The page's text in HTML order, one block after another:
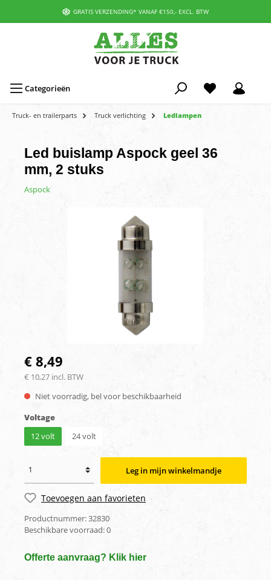
GRATIS VERZENDING* VANAF €150,- EXCL. BTW
Categorieën
Truck- en trailerparts Truck verlichting Ledlampen
Led buislamp Aspock geel 36
mm, 2 stuks
Aspock
€ 8,49
€ 10,27 incl. BTW
Niet voorradig, bel voor beschikbaarheid
Voltage
12 volt
24 volt
Leg in mijn winkelmandje
Toevoegen aan favorieten
Productnummer:32830
Beschikbare voorraad:0
Offerte aanvraag? Klik hier